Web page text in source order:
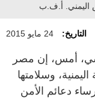
اليمني. أ.ف.ب
التاريخ: 24 مايو 2015
أمس، إن مصر
وسلامتها
دعائم الأمن